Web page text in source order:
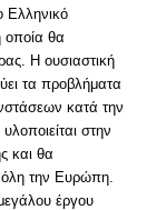
Ελληνικό
οποία θα
Η ουσιαστική
τα προβλήματα
κατά την
στην
και θα
όλη την Ευρώπη.
έργου